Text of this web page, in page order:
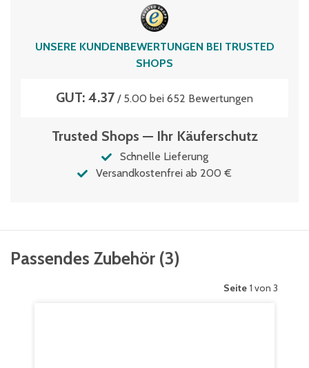
UNSERE KUNDENBEWERTUNGEN BEI TRUSTED
SHOPS
GUT: 4.37 / 5.00 bei 652 Bewertungen
Trusted Shops — Ihr Käuferschutz
Schnelle Lieferung
Versandkostenfrei ab 200 €
Passendes Zubehör (3)
Seite 1 von 3